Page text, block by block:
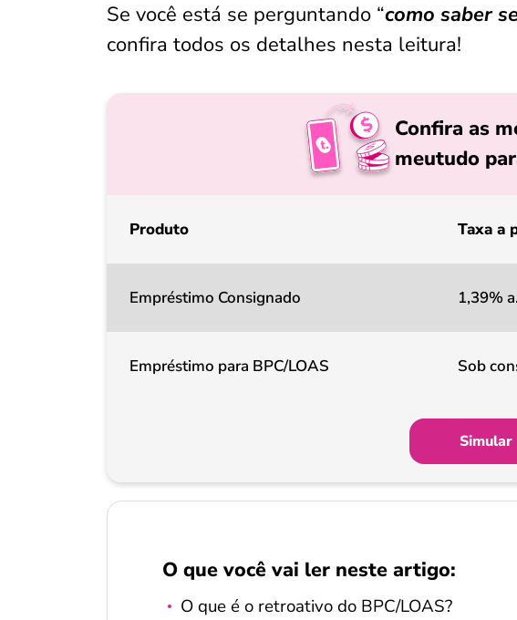
Se você está se perguntando “como saber
confira todos os detalhes nesta leitura!
Confira as
meutudo
Produto Taxa a
Empréstimo Consignado 1,39%
Empréstimo para BPC/LOAS Sob
Simular
O que você vai ler neste artigo:
O que é o retroativo do BPC/LOAS?